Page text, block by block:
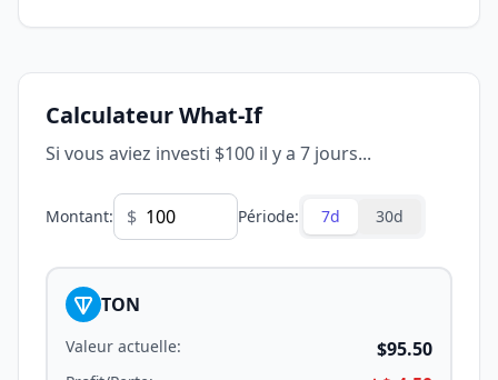
Calculateur What-If
Si vous aviez investi $100 il y a 7 jours...
Montant: $ Période: 7d 30d
TON
Valeur actuelle: $95.50